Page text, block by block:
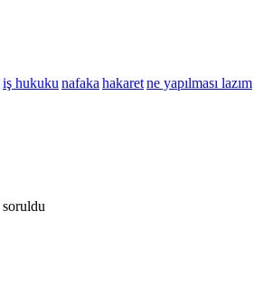
iş hukuku nafaka hakaretne yapılması lazım
soruldu